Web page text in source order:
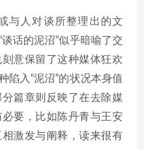
与人对谈所整理出的文
话的泥沼”似乎暗喻了交
意保留了这种媒体狂欢
陷入“泥沼”的状况本身值
篇章则反映了在去除媒
要，比如陈丹青与王安
激发与阐释，读来很有